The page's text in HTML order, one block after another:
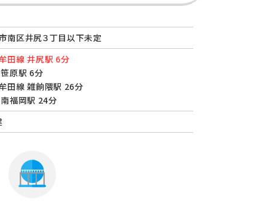
南区井尻３丁目以下未定
田線 井尻駅 6分
原駅 6分
田線 雑餉隈駅 26分
福岡駅 24分